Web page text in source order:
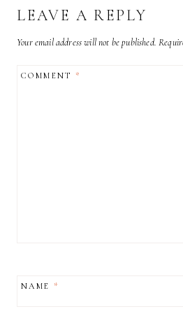
LEAVE A REPLY
Your email address will not be published.
COMMENT*
NAME *